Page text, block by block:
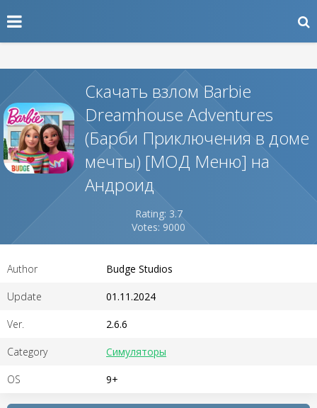
Скачать взлом Barbie
Dreamhouse Adventures
(Барби Приключения в доме
мечты) [МОД Меню] на
Андроид
Rating: 3.7
Votes: 9000
Author Budge Studios
Update 01.11.2024
Ver. 2.6.6
Category Симуляторы
OS 9+